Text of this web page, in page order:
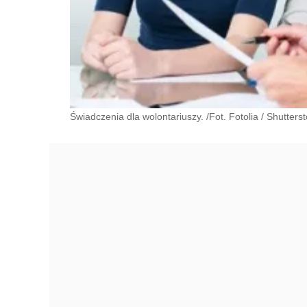
Świadczenia dla wolontariuszy. /Fot. Fotolia /